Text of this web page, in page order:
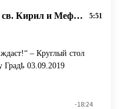
Яку роль играли св. Кирил и Мефодій в созданіи кирилиці؟ 5:51
– Круглый стол
Градҍ 03.09.2019
-18:24